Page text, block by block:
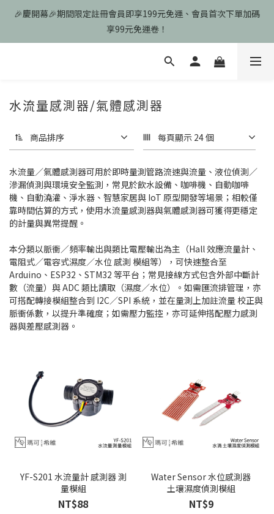
🎉慶開幕🎉期間限定註冊會員即享199元免運、會員首次下單加碼
享99元免運卷！
🎉慶開幕🎉期間限定註冊會員即享199元免運、會員首次下單加碼
享99元免運卷！
歡迎光臨瑪可希維，本站商品皆為台灣現貨、含稅可打統編
🎉慶開幕🎉期間限定註冊會員即享199元免運、會員首次下單加碼
享99元免運卷！
水流量感測器/氣體感測器
商品排序 每頁顯示 24 個
水流量／氣體感測器可用於即時量測管路流速與流量、液位偵測／
滲漏偵測與環境安全監測，常見於飲水設備、咖啡機、自動咖啡
機、自動澆灌、淨水器、智慧家居與 IoT 原型開發等場景；相較僅
靠時間估算的方式，使用水流量感測器與氣體感測器可獲得更穩定
的計量與異常提醒。
本分類以脈衝／頻率輸出與類比電壓輸出為主（Hall 效應流量計、
電阻式／電容式濕度／水位 感測 模組等），可快速整合至
Arduino、ESP32、STM32 等平台；常見接線方式包含外部中斷計
數（流量）與 ADC 類比讀取（濕度／水位）。如需匯流排管理，亦
可搭配轉接模組整合到 I2C／SPI 系統，並在量測上加註流量 校正與
脈衝係數，以提升準確度；如需壓力監控，亦可延伸搭配壓力感測
器與差壓感測器。
YF-S201 水流量計 感測器 測
量模組
NT$88
Water Sensor 水位感測器
土壤濕度偵測模組
NT$9